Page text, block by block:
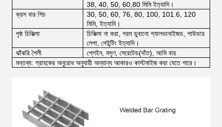
38, 40, 50, 60,80 মিমি ইত্যাদি।
ক্রস বার পিচ
30, 50, 60, 76, 80, 100, 101.6, 120
মিমি, ইত্যাদি।
পৃষ্ঠ চিকিত্সা
চিকিত্সা না করা, গরম ডুবানো গ্যালভানাইজড, পাউডার
লেপা, পেইন্টিং ইত্যাদি।
ঝাঁঝরি শৈলী
প্লেইন, মসৃণ, সেরেটেড(দাঁত), আমি বার
মন্তব্য: গ্রাহকের অনুরোধ অনুযায়ী অন্যান্য আকারও কাস্টমাইজ করা যেতে পারে।